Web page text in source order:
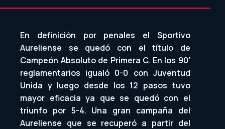
En definición por penales el Sportivo
Aureliense se quedó con el título de
Campeón Absoluto de Primera C. En los 90′
reglamentarios igualó 0-0 con Juventud
Unida y luego desde los 12 pasos tuvo
mayor eficacia ya que se quedó con el
triunfo por 5-4. Una gran campaña del
Aureliense que se recuperó a partir del